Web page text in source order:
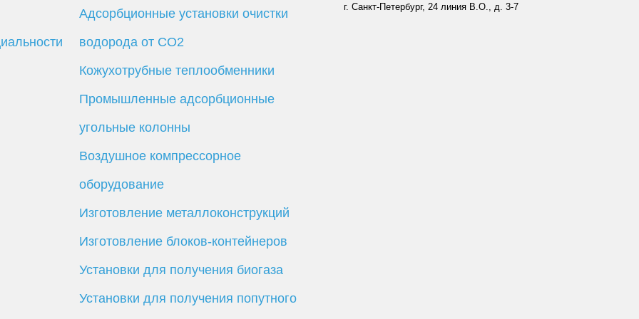
Адсорбционные установки очистки
водорода от CO2
Кожухотрубные теплообменники
Промышленные адсорбционные
угольные колонны
Воздушное компрессорное
оборудование
Изготовление металлоконструкций
Изготовление блоков-контейнеров
Установки для получения биогаза
Установки для получения попутного
г. Санкт-Петербург, 24 линия В.О., д. 3-7